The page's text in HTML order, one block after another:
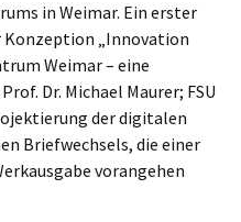
in Weimar. Ein erster
Konzeption „Innovation
Weimar – eine
Dr. Michael Maurer; FSU
der digitalen
Briefwechsels, die einer
vorangehen